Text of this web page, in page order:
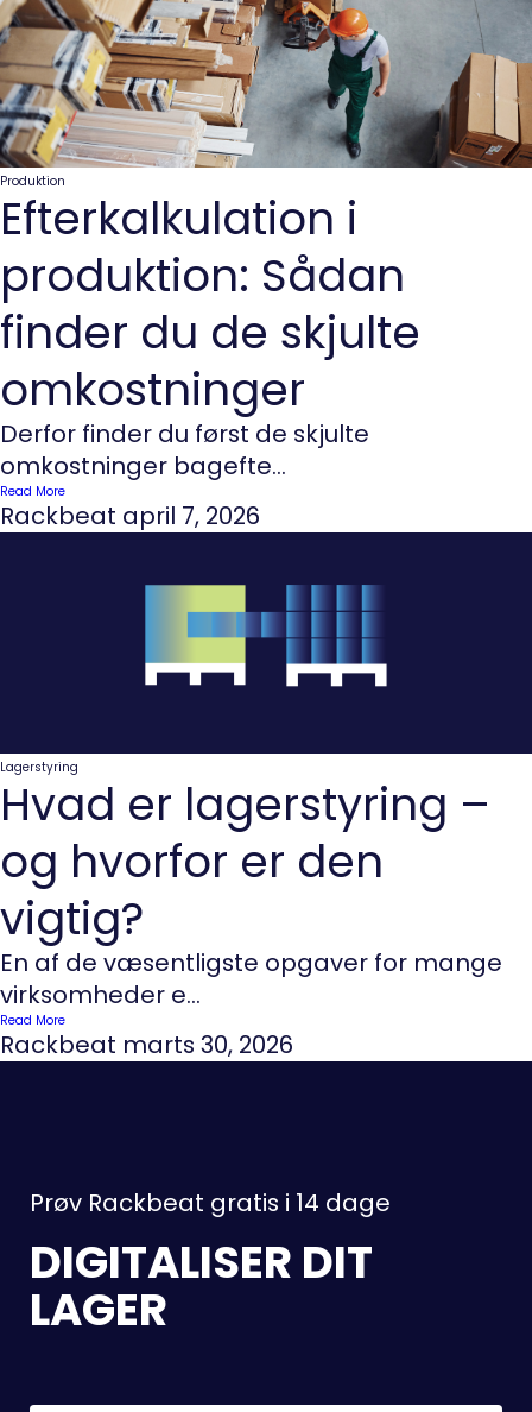
Produktion
Efterkalkulation i
produktion: Sådan
finder du de skjulte
omkostninger
Derfor finder du først de skjulte
omkostninger bagefte...
Read More
Rackbeat april 7, 2026
Lagerstyring
Hvad er lagerstyring –
og hvorfor er den
vigtig?
En af de væsentligste opgaver for mange
virksomheder e...
Read More
Rackbeat marts 30, 2026
Prøv Rackbeat gratis i 14 dage
DIGITALISER DIT
LAGER